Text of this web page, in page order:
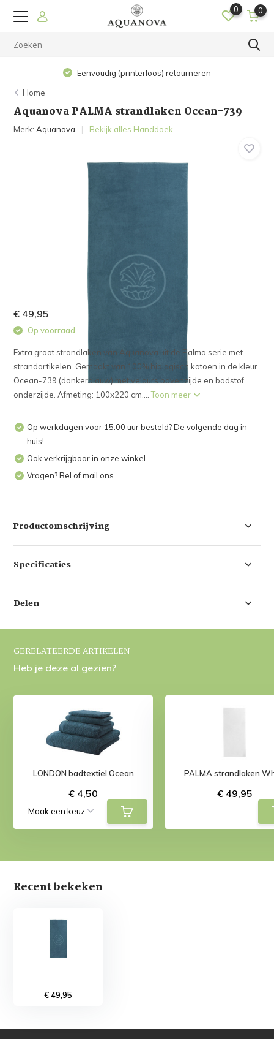
0 0
Eenvoudig (printerloos) retourneren
Home
Aquanova PALMA strandlaken Ocean-739
Merk:Aquanova Bekijk alles Handdoek
€ 49,95
Op voorraad
Extra groot strandlaken van Aquanova uit de Palma serie met
strandartikelen. Gemaakt van 100% biologisch katoen in de kleur
Ocean-739 (donkerblauw) met velours bovenzijde en badstof
onderzijde. Afmeting: 100x220 cm....Toon meer
Op werkdagen voor 15.00 uur besteld? De volgende dag in
huis!
Ook verkrijgbaar in onze winkel
Vragen? Bel of mail ons
Productomschrijving
Specificaties
Delen
GERELATEERDE ARTIKELEN
Heb je deze al gezien?
LONDON badtextiel Ocean
€ 4,50
PALMA strandlaken
€ 49,95
Recent bekeken
€ 49,95